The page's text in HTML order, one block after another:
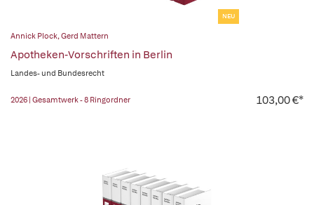
NEU
Annick Plock,Gerd Mattern
Apotheken-Vorschriften in Berlin
Landes- und Bundesrecht
2026 | Gesamtwerk - 8 Ringordner 103,00 €*